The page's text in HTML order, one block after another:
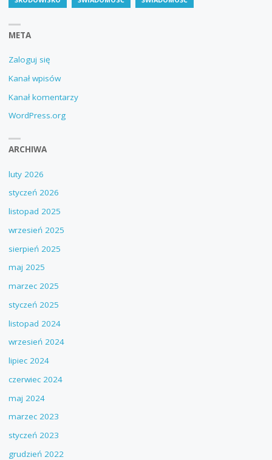
META
Zaloguj się
Kanał wpisów
Kanał komentarzy
WordPress.org
ARCHIWA
luty 2026
styczeń 2026
listopad 2025
wrzesień 2025
sierpień 2025
maj 2025
marzec 2025
styczeń 2025
listopad 2024
wrzesień 2024
lipiec 2024
czerwiec 2024
maj 2024
marzec 2023
styczeń 2023
grudzień 2022